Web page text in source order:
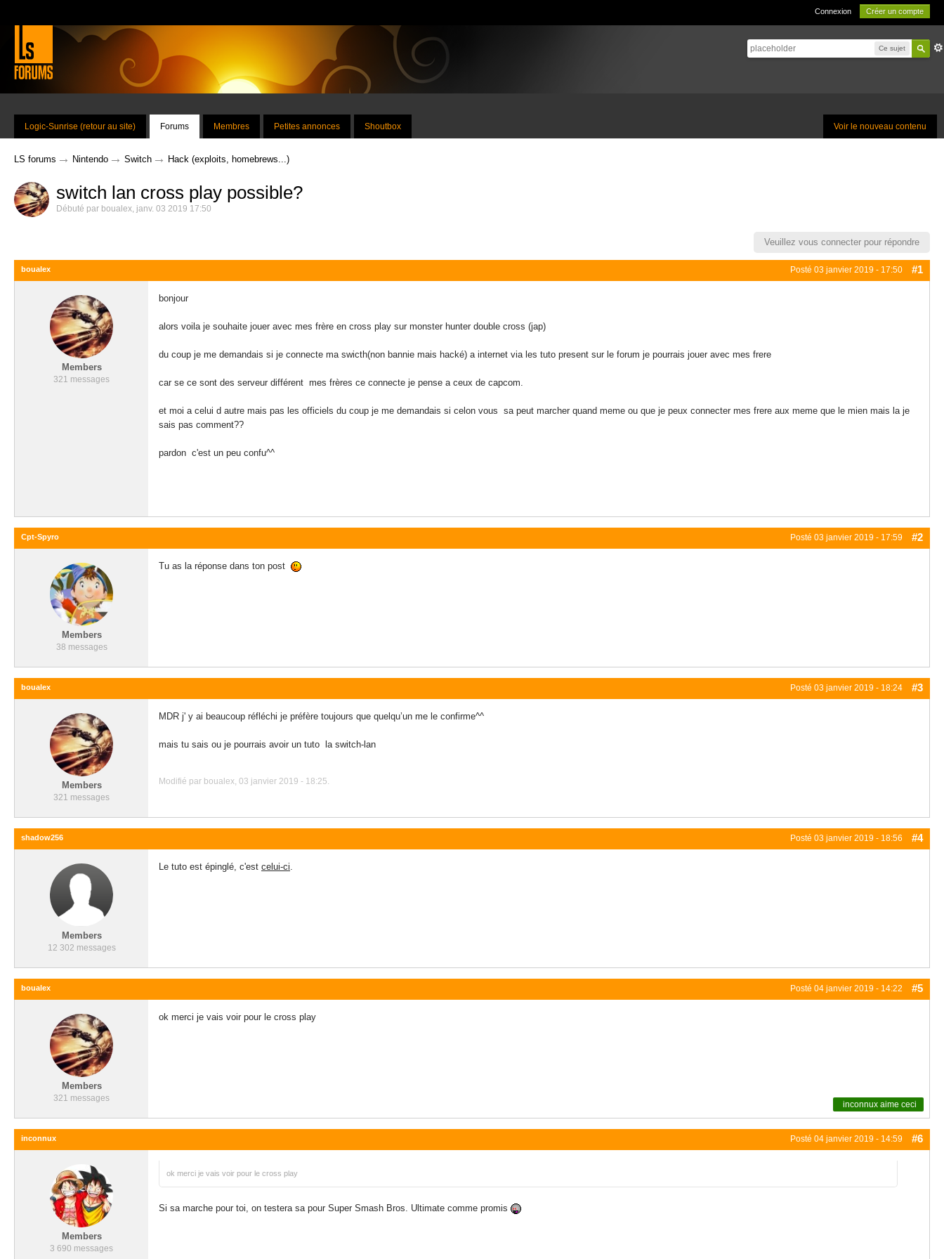
Connexion Créer un compte
Ce sujet
Voir le nouveau contenu
Logic-Sunrise (retour au site) Forums Membres Petites annonces Shoutbox
LS forums → Nintendo → Switch → Hack (exploits, homebrews...)
switch lan cross play possible?
Débuté par boualex, janv. 03 2019 17:50
Veuillez vous connecter pour répondre
Posté 03 janvier 2019 - 17:50 #1
boualex
Members
321 messages
bonjour
alors voila je souhaite jouer avec mes frère en cross play sur monster hunter double cross (jap)
du coup je me demandais si je connecte ma swicth(non bannie mais hacké) a internet via les tuto present sur le forum je pourrais jouer avec mes frere
car se ce sont des serveur différent mes frères ce connecte je pense a ceux de capcom.
et moi a celui d autre mais pas les officiels du coup je me demandais si celon vous sa peut marcher quand meme ou que je peux connecter mes frere aux meme que le mien mais la je
sais pas comment??
pardon c'est un peu confu^^
Posté 03 janvier 2019 - 17:59 #2
Cpt-Spyro
Members
38 messages
Tu as la réponse dans ton post
Posté 03 janvier 2019 - 18:24 #3
boualex
Members
321 messages
MDR j' y ai beaucoup réfléchi je préfère toujours que quelqu’un me le confirme^^
mais tu sais ou je pourrais avoir un tuto la switch-lan
Modifié par boualex, 03 janvier 2019 - 18:25.
Posté 03 janvier 2019 - 18:56 #4
shadow256
Members
12 302 messages
Le tuto est épinglé, c'est celui-ci.
Posté 04 janvier 2019 - 14:22 #5
boualex
Members
321 messages
ok merci je vais voir pour le cross play
inconnux aime ceci
Posté 04 janvier 2019 - 14:59 #6
inconnux
Members
3 690 messages
ok merci je vais voir pour le cross play
Si sa marche pour toi, on testera sa pour Super Smash Bros. Ultimate comme promis